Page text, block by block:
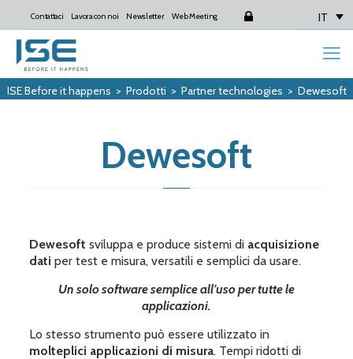
Contattaci Lavora con noi Newsletter Web Meeting IT
ISE Before it happens > Prodotti > Partner technologies > Dewesoft
Dewesoft
Dewesoft sviluppa e produce sistemi diacquisizione
dati per test e misura, versatili e semplici da usare.
Un solo software semplice all’uso per tutte le
applicazioni.
Lo stesso strumento può essere utilizzato in
molteplici applicazioni di misura. Tempi ridotti di